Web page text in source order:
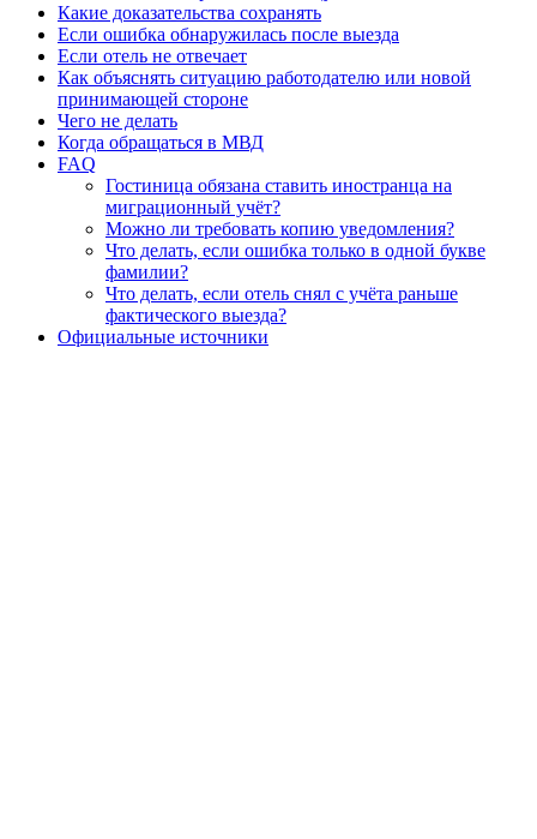
Какие доказательства сохранять
Если ошибка обнаружилась после выезда
Если отель не отвечает
Как объяснять ситуацию работодателю или новой
принимающей стороне
Чего не делать
Когда обращаться в МВД
FAQ
Гостиница обязана ставить иностранца на
миграционный учёт?
Можно ли требовать копию уведомления?
Что делать, если ошибка только в одной букве
фамилии?
Что делать, если отель снял с учёта раньше
фактического выезда?
Официальные источники